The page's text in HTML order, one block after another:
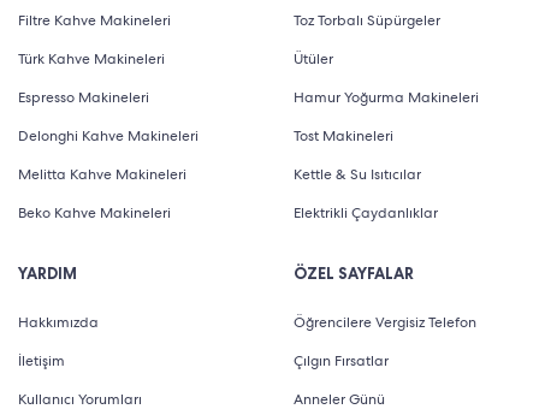
Filtre Kahve Makineleri
Türk Kahve Makineleri
Espresso Makineleri
Delonghi Kahve Makineleri
Melitta Kahve Makineleri
Beko Kahve Makineleri
YARDIM
Hakkımızda
İletişim
Kullanıcı Yorumları
Toz Torbalı Süpürgeler
Ütüler
Hamur Yoğurma Makineleri
Tost Makineleri
Kettle & Su Isıtıcılar
Elektrikli Çaydanlıklar
ÖZEL SAYFALAR
Öğrencilere Vergisiz Telefon
Çılgın Fırsatlar
Anneler Günü